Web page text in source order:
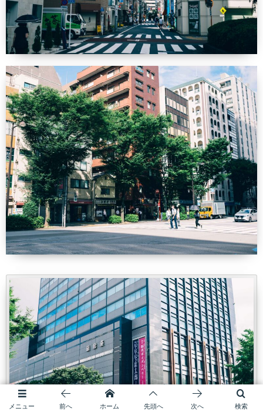
メニュー 検索
前へ ホーム 先頭へ 次へ